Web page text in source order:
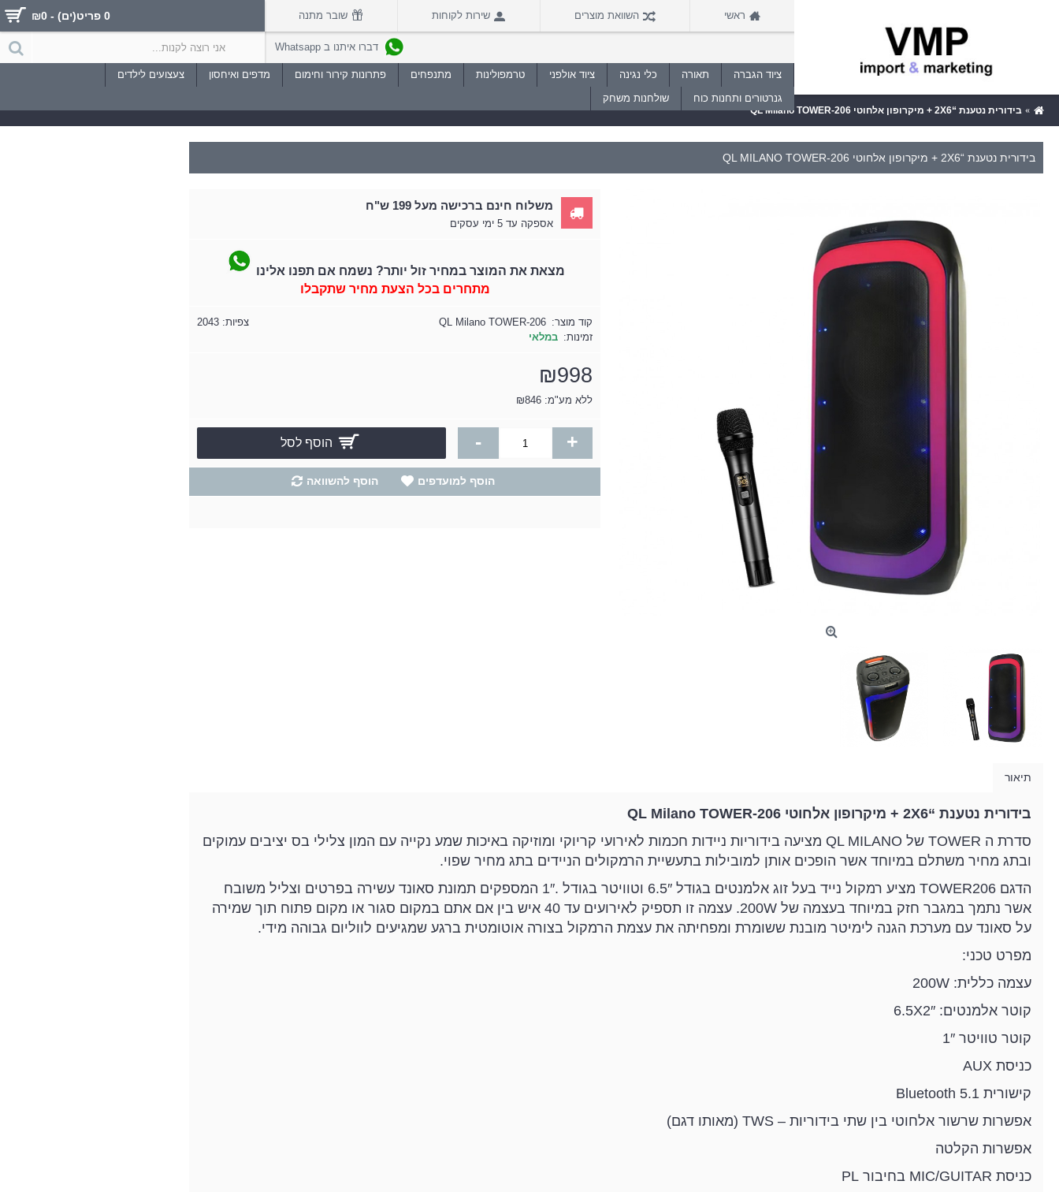
ראשי השוואת מוצרים שירות לקוחות שובר מתנה 0 פריט(ים) - ₪0
דברו איתנו ב Whatsapp
ציוד הגברה תאורה כלי נגינה ציוד אולפני טרמפולינות מתנפחים פתרונות קירור וחימום מדפים ואיחסון
צעצועים לילדים
גנרטורים ותחנות כוח
שולחנות משחק
בידורית נטענת “2X6 + מיקרופון אלחוטי QL Milano TOWER-206
בידורית נטענת “2X6 + מיקרופון אלחוטי QL MILANO TOWER-206
משלוח חינם ברכישה מעל 199 ש"ח
אספקה עד 5 ימי עסקים
מצאת את המוצר במחיר זול יותר? נשמח אם תפנו אלינו
מתחרים בכל הצעת מחיר שתקבלו
צפיות: 2043 קוד מוצר: QL Milano TOWER-206
זמינות: במלאי
₪998
ללא מע"מ: ₪846
- + הוסף לסל
הוסף למועדפים הוסף להשוואה
תיאור
בידורית נטענת “2X6 + מיקרופון אלחוטי QL Milano TOWER-206
סדרת ה TOWER של QL MILANO מציעה בידוריות ניידות חכמות לאירועי קריוקי ומוזיקה באיכות שמע נקייה עם המון צלילי בס יציבים עמוקים
ובתג מחיר משתלם במיוחד אשר הופכים אותן למובילות בתעשיית הרמקולים הניידים בתג מחיר שפוי.
הדגם TOWER206 מציע רמקול נייד בעל זוג אלמנטים בגודל 6.5″ וטוויטר בגודל .1″ המספקים תמונת סאונד עשירה בפרטים וצליל משובח
אשר נתמך במגבר חזק במיוחד בעצמה של 200W. עצמה זו תספיק לאירועים עד 40 איש בין אם אתם במקום סגור או מקום פתוח תוך שמירה
על סאונד עם מערכת הגנה לימיטר מובנת ששומרת ומפחיתה את עצמת הרמקול בצורה אוטומטית ברגע שמגיעים לווליום גבוהה מידי.
מפרט טכני:
עצמה כללית: 200W
קוטר אלמנטים: 6.5X2″
קוטר טוויטר 1″
כניסת AUX
קישורית Bluetooth 5.1
אפשרות שרשור אלחוטי בין שתי בידוריות – TWS (מאותו דגם)
אפשרות הקלטה
כניסת MIC/GUITAR בחיבור PL